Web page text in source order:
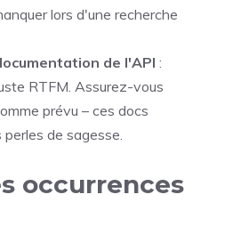
lors d'une recherche
de l'API :
RTFM. Assurez-vous
prévu – ces docs
de sagesse.
occurrences